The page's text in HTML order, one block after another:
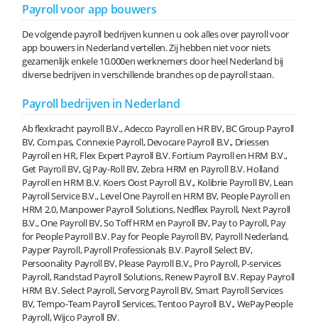
Payroll voor app bouwers
De volgende payroll bedrijven kunnen u ook alles over payroll voor
app bouwers in Nederland vertellen. Zij hebben niet voor niets
gezamenlijk enkele 10.000en werknemers door heel Nederland bij
diverse bedrijven in verschillende branches op de payroll staan.
Payroll bedrijven in Nederland
Ab flexkracht payroll B.V., Adecco Payroll en HR BV, BC Group Payroll
BV, Com.pas, Connexie Payroll, Devocare Payroll B.V., Driessen
Payroll en HR, Flex Expert Payroll B.V. Fortium Payroll en HRM B.V.,
Get Payroll BV, GJ Pay-Roll BV, Zebra HRM en Payroll B.V. Holland
Payroll en HRM B.V. Koers Oost Payroll B.V., Kolibrie Payroll BV, Lean
Payroll Service B.V., Level One Payroll en HRM BV, People Payroll en
HRM 2.0, Manpower Payroll Solutions, Nedflex Payroll, Next Payroll
B.V., One Payroll BV, So Toff HRM en Payroll BV, Pay to Payroll, Pay
for People Payroll B.V. Pay for People Payroll BV, Payroll Nederland,
Payper Payroll, Payroll Professionals B.V. Payroll Select BV,
Persoonality Payroll BV, Please Payroll B.V., Pro Payroll, P-services
Payroll, Randstad Payroll Solutions, Renew Payroll B.V. Repay Payroll
HRM B.V. Select Payroll, Servorg Payroll BV, Smart Payroll Services
BV, Tempo-Team Payroll Services, Tentoo Payroll B.V., WePayPeople
Payroll, Wijco Payroll BV.